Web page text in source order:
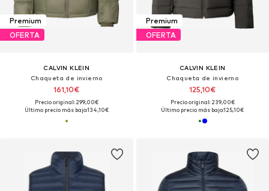
Premium
OFERTA
CALVIN KLEIN
Chaqueta de invierno
161,10€
Precio original: 299,00€
Último precio más bajo:134,10€
Premium
OFERTA
CALVIN KLEIN
Chaqueta de invierno
125,10€
Precio original: 239,00€
Último precio más bajo:125,10€